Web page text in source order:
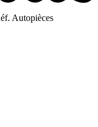
Autopièces